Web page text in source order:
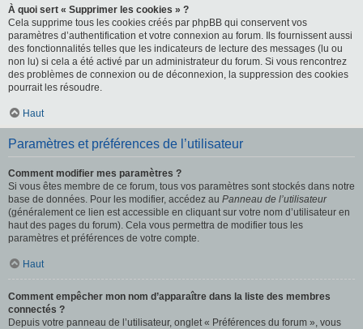
À quoi sert « Supprimer les cookies » ?
Cela supprime tous les cookies créés par phpBB qui conservent vos
paramètres d’authentification et votre connexion au forum. Ils fournissent aussi
des fonctionnalités telles que les indicateurs de lecture des messages (lu ou
non lu) si cela a été activé par un administrateur du forum. Si vous rencontrez
des problèmes de connexion ou de déconnexion, la suppression des cookies
pourrait les résoudre.
Haut
Paramètres et préférences de l’utilisateur
Comment modifier mes paramètres ?
Si vous êtes membre de ce forum, tous vos paramètres sont stockés dans notre
base de données. Pour les modifier, accédez au Panneau de l’utilisateur
(généralement ce lien est accessible en cliquant sur votre nom d’utilisateur en
haut des pages du forum). Cela vous permettra de modifier tous les
paramètres et préférences de votre compte.
Haut
Comment empêcher mon nom d’apparaître dans la liste des membres
connectés ?
Depuis votre panneau de l’utilisateur, onglet « Préférences du forum », vous